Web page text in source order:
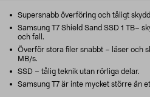
Supersnabb överföring och tåligt
Samsung T7 Shield Sand SSD 1 TB–
och fall.
Överför stora filer snabbt – läser och
MB/s.
SSD – tålig teknik utan rörliga delar.
Samsung T7 är inte mycket större än